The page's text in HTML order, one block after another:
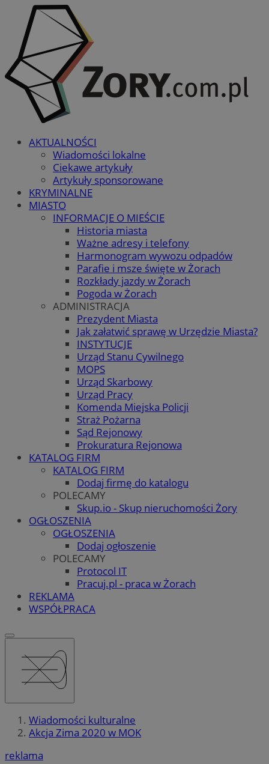
AKTUALNOŚCI
Wiadomości lokalne
Ciekawe artykuły
Artykuły sponsorowane
KRYMINALNE
MIASTO
INFORMACJE O MIEŚCIE
Historia miasta
Ważne adresy i telefony
Harmonogram wywozu odpadów
Parafie i msze święte w Żorach
Rozkłady jazdy w Żorach
Pogoda w Żorach
ADMINISTRACJA
Prezydent Miasta
Jak załatwić sprawę w Urzędzie Miasta?
INSTYTUCJE
Urząd Stanu Cywilnego
MOPS
Urząd Skarbowy
Urząd Pracy
Komenda Miejska Policji
Straż Pożarna
Sąd Rejonowy
Prokuratura Rejonowa
KATALOG FIRM
KATALOG FIRM
Dodaj firmę do katalogu
POLECAMY
Skup.io - Skup nieruchomości Żory
OGŁOSZENIA
OGŁOSZENIA
Dodaj ogłoszenie
POLECAMY
Protocol IT
Pracuj.pl - praca w Żorach
REKLAMA
WSPÓŁPRACA
Wiadomości kulturalne
Akcja Zima 2020 w MOK
reklama